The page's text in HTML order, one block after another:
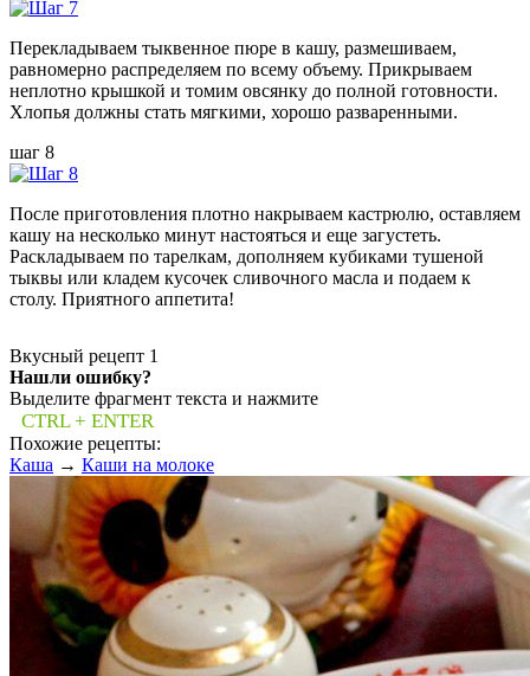
Перекладываем тыквенное пюре в кашу, размешиваем,
равномерно распределяем по всему объему. Прикрываем
неплотно крышкой и томим овсянку до полной готовности.
Хлопья должны стать мягкими, хорошо разваренными.
шаг 8
После приготовления плотно накрываем кастрюлю, оставляем
кашу на несколько минут настояться и еще загустеть.
Раскладываем по тарелкам, дополняем кубиками тушеной
тыквы или кладем кусочек сливочного масла и подаем к
столу. Приятного аппетита!
Вкусный рецепт 1
Нашли ошибку?
Выделите фрагмент текста и нажмите
CTRL + ENTER
Похожие рецепты:
Каша → Каши на молоке